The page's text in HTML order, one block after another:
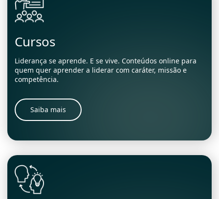
Cursos
Liderança se aprende. E se vive. Conteúdos online para
quem quer aprender a liderar com caráter, missão e
competência.
Saiba mais